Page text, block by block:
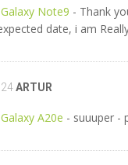
Note9 - Thank
date, i am
ARTUR
A20e - suuuper -